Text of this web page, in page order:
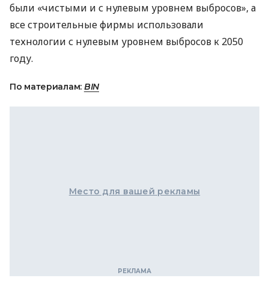
были «чистыми и с нулевым уровнем выбросов», а
все строительные фирмы использовали
технологии с нулевым уровнем выбросов к 2050
году.
По материалам: BIN
Место для вашей рекламы